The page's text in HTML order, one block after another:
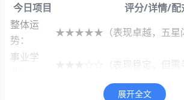
今日项目
评分/详情/配
整体运
势：
★★★★★（表现卓越，五星闪
事业学
★★★☆☆（表现稳定，但需寻
★★★☆☆（节约开支，良好
展开全文